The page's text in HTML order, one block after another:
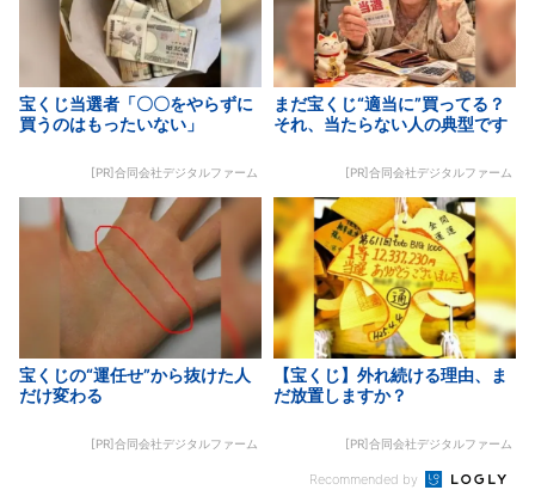
宝くじ当選者「〇〇をやらずに
買うのはもったいない」
[PR]合同会社デジタルファーム
まだ宝くじ“適当に”買ってる？
それ、当たらない人の典型です
[PR]合同会社デジタルファーム
宝くじの“運任せ”から抜けた人
だけ変わる
[PR]合同会社デジタルファーム
【宝くじ】外れ続ける理由、ま
だ放置しますか？
[PR]合同会社デジタルファーム
Recommended by